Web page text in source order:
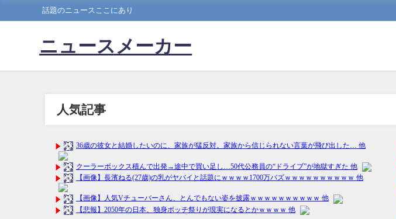
話題のニュースここにあり
ニュースメーカー
人気記事